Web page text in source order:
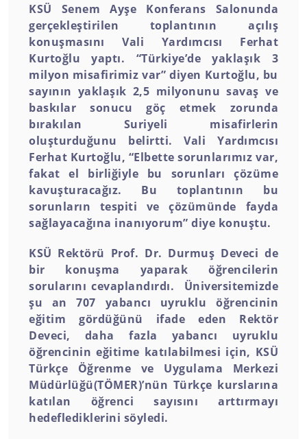
KSÜ Senem Ayşe Konferans Salonunda
gerçekleştirilen toplantının açılış
konuşmasını Vali Yardımcısı Ferhat
Kurtoğlu yaptı. “Türkiye’de yaklaşık 3
milyon misafirimiz var” diyen Kurtoğlu, bu
sayının yaklaşık 2,5 milyonunu savaş ve
baskılar sonucu göç etmek zorunda
bırakılan Suriyeli misafirlerin
oluşturduğunu belirtti. Vali Yardımcısı
Ferhat Kurtoğlu, “Elbette sorunlarımız var,
fakat el birliğiyle bu sorunları çözüme
kavuşturacağız. Bu toplantının bu
sorunların tespiti ve çözümünde fayda
sağlayacağına inanıyorum” diye konuştu.
KSÜ Rektörü Prof. Dr. Durmuş Deveci de
bir konuşma yaparak öğrencilerin
sorularını cevaplandırdı. Üniversitemizde
şu an 707 yabancı uyruklu öğrencinin
eğitim gördüğünü ifade eden Rektör
Deveci, daha fazla yabancı uyruklu
öğrencinin eğitime katılabilmesi için, KSÜ
Türkçe Öğrenme ve Uygulama Merkezi
Müdürlüğü(TÖMER)’nün Türkçe kurslarına
katılan öğrenci sayısını arttırmayı
hedeflediklerini söyledi.